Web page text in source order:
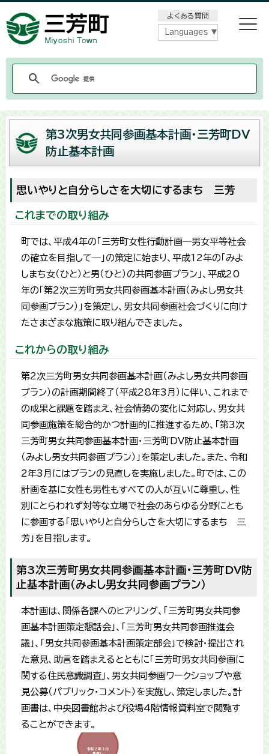
よくある質問
Languages
第3次男女共同参画基本計画・三芳町DV
防止基本計画
思いやりと自分らしさを大切にするまち 三芳
これまでの取り組み
町では、平成4年の「三芳町女性行動計画―男女平等社会
の確立を目指して―」の策定に始まり、平成12年の「みよ
しまち女（ひと）と男（ひと）の共同参画プラン」、平成20
年の「第2次三芳町男女共同参画基本計画（みよし男女共
同参画プラン）」を策定し、男女共同参画社会づくりに向け
たさまざまな施策に取り組んできました。
これからの取り組み
第2次三芳町男女共同参画基本計画（みよし男女共同参画
プラン）の計画期間終了（平成28年3月）に伴い、これまで
の成果と課題を踏まえ、社会情勢の変化に対応し、男女共
同参画施策を総合的かつ計画的に推進するため、「第3次
三芳町男女共同参画基本計画・三芳町DV防止基本計画
（みよし男女共同参画プラン）」を策定しました。また、令和
2年3月にはプランの見直しを実施しました。町では、この
計画を基に女性も男性もすべての人が互いに尊重し、性
別にとらわれず対等な立場で社会のあらゆる分野にとも
に参画する「思いやりと自分らしさを大切にするまち 三
芳」を目指します。
第3次三芳町男女共同参画基本計画・三芳町DV防
止基本計画（みよし男女共同参画プラン）
本計画は、関係各課へのヒアリング、「三芳町男女共同参
画基本計画策定懇話会」、「三芳町男女共同参画推進会
議」、「男女共同参画基本計画策定部会」で検討・提出され
た意見、助言を踏まえるとともに「三芳町男女共同参画に
関する住民意識調査」、男女共同参画ワークショップや意
見公募（パブリック・コメント）を実施し、策定しました。計
画書は、中央図書館および役場4階情報資料室で閲覧す
ることができます。